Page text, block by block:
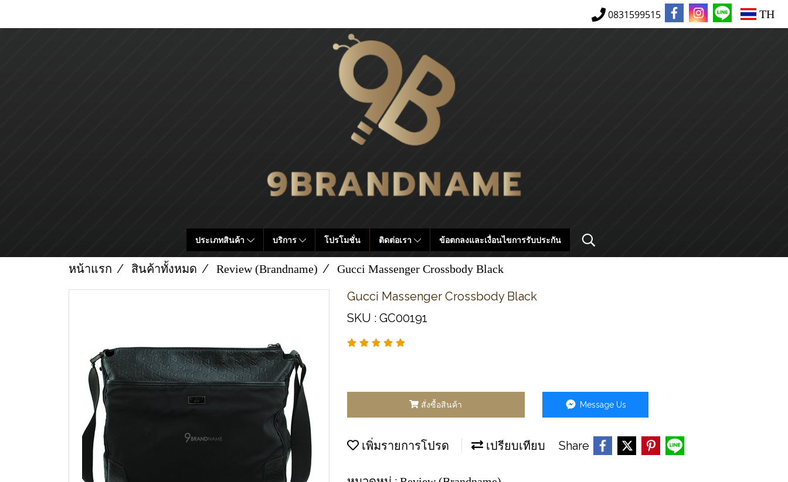
0831599515 TH
ประเภทสินค้า บริการ โปรโมชั่น ติดต่อเรา ข้อตกลงและเงื่อนไขการรับประกัน
หน้าแรก สินค้าทั้งหมด Review (Brandname) Gucci Massenger Crossbody Black
Gucci Massenger Crossbody Black
SKU : GC00191
สั่งซื้อสินค้า Message Us
เพิ่มรายการโปรด เปรียบเทียบ Share